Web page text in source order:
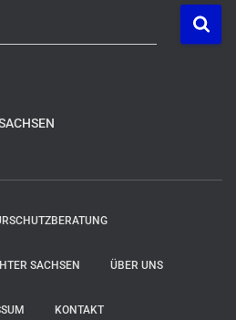
SACHSEN ÜBER UNS
KONTAKT